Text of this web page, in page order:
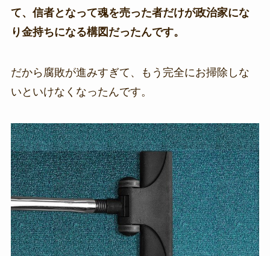
て、信者となって魂を売った者だけが政治家にな
り金持ちになる構図だったんです。
だから腐敗が進みすぎて、もう完全にお掃除しな
いといけなくなったんです。